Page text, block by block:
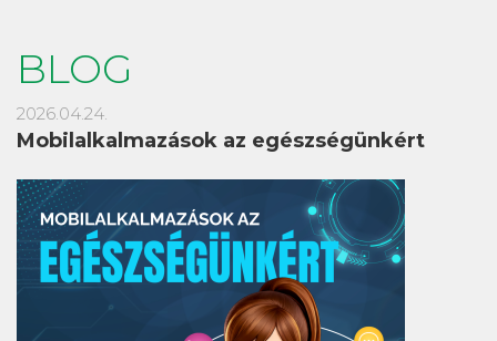
BLOG
2026.04.24.
Mobilalkalmazások az egészségünkért